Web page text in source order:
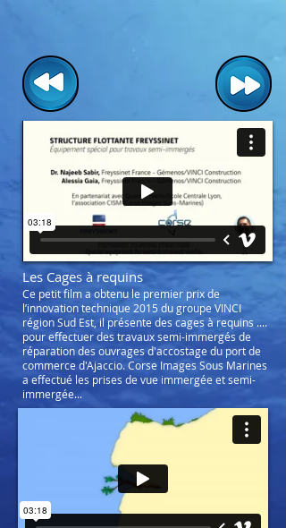
Les Cages à requins
Ce petit film a obtenu le premier prix de
l’innovation technique 2015 du groupe VINCI
région Sud Est, il présente des cages à requins ....
pour effectuer des travaux semi-immergés de
réparation des ouvrages d'accostage du port de
commerce d'Ajaccio. Corse Images Sous Marines
a effectué les prises de vue immergée et semi-
immergée...